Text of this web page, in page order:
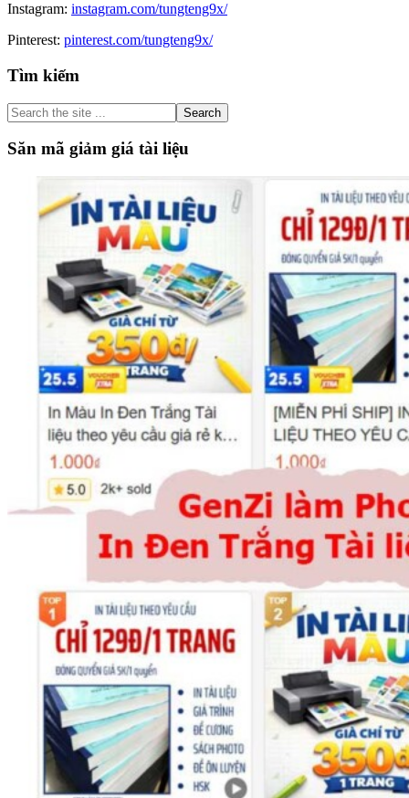
Instagram: instagram.com/tungteng9x/
Pinterest: pinterest.com/tungteng9x/
Primary
Sidebar
Tìm kiếm
Search
the
site
...
Săn mã giảm giá tài liệu